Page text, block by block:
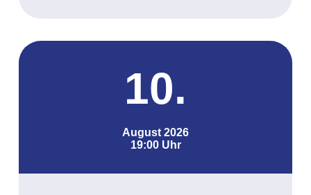
10.
August 2026
19:00 Uhr